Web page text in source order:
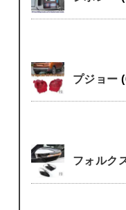
プジョー
フォルク